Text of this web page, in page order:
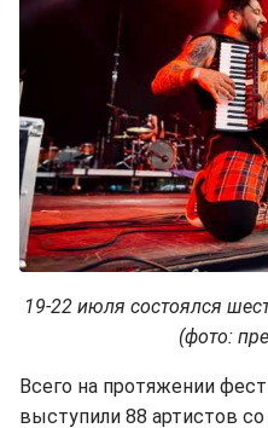
19-22 июля состоялся
(фото:
Всего на протяжении
выступили 88 артистов